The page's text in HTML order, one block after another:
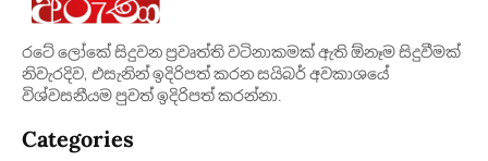
රටේ ලෝකේ සිදුවන ප්‍රවෘත්ති වටිනාකමක් ඇති ඕනෑම සිදුවීමක්
නිවැරදිව, එසැනින් ඉදිරිපත් කරන සයිබර් අවකාශයේ
විශ්වසනීයම පුවත් ඉදිරිපත් කරන්නා.
Categories